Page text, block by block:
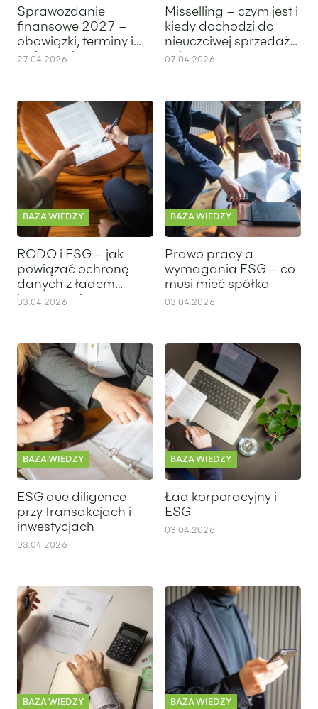
Sprawozdanie
finansowe 2027 –
obowiązki, terminy i
zmiany dla
27.04.2026
Misselling – czym jest i
kiedy dochodzi do
nieuczciwej sprzedaży
usług
07.04.2026
RODO i ESG – jak powiązać ochronę danych z ładem
BAZA WIEDZY
RODO i ESG – jak
powiązać ochronę
danych z ładem
korporacyjnym
03.04.2026
Prawo pracy a wymagania
BAZA WIEDZY
Prawo pracy a
wymagania ESG – co
musi mieć spółka
03.04.2026
ESG due diligence przy transakcjach i inwestycjach
BAZA WIEDZY
ESG due diligence
przy transakcjach i
inwestycjach
03.04.2026
Ład korporacyjny i ESG
BAZA WIEDZY
Ład korporacyjny i
ESG
03.04.2026
ESG dla MŚPESG dla MŚP – co grozi, gdy kontrahent pyta
BAZA WIEDZY
Należyta staranność w
BAZA WIEDZY